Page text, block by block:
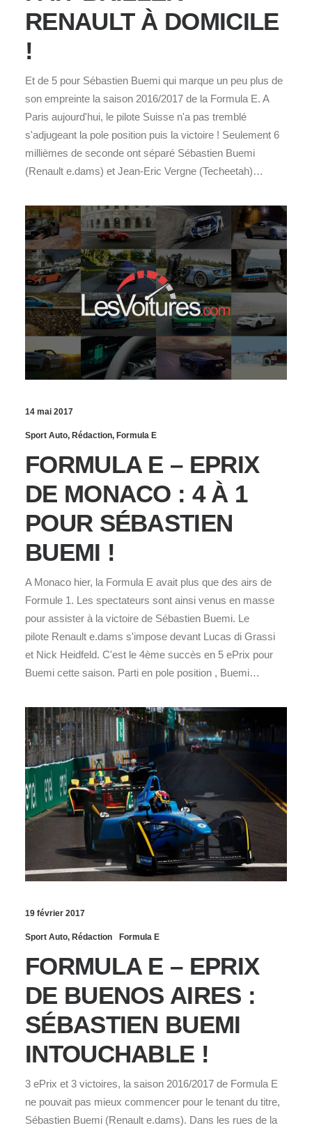
RENAULT À DOMICILE
!
Et de 5 pour Sébastien Buemi qui marque un peu plus de
son empreinte la saison 2016/2017 de la Formula E. A
Paris aujourd'hui, le pilote Suisse n'a pas tremblé
s'adjugeant la pole position puis la victoire ! Seulement 6
millièmes de seconde ont séparé Sébastien Buemi
(Renault e.dams) et Jean-Eric Vergne (Techeetah)…
14 mai 2017
Sport Auto, Rédaction, Formula E
FORMULA E – EPRIX
DE MONACO : 4 À 1
POUR SÉBASTIEN
BUEMI !
A Monaco hier, la Formula E avait plus que des airs de
Formule 1. Les spectateurs sont ainsi venus en masse
pour assister à la victoire de Sébastien Buemi. Le
pilote Renault e.dams s'impose devant Lucas di Grassi
et Nick Heidfeld. C'est le 4ème succès en 5 ePrix pour
Buemi cette saison. Parti en pole position , Buemi…
19 février 2017
Sport Auto, Rédaction Formula E
FORMULA E – EPRIX
DE BUENOS AIRES :
SÉBASTIEN BUEMI
INTOUCHABLE !
3 ePrix et 3 victoires, la saison 2016/2017 de Formula E
ne pouvait pas mieux commencer pour le tenant du titre,
Sébastien Buemi (Renault e.dams). Dans les rues de la